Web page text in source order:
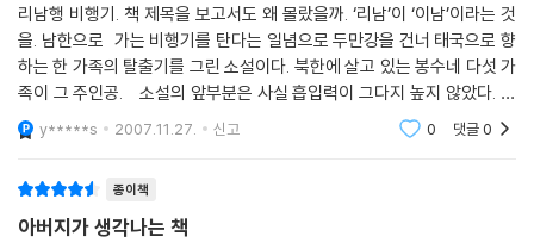
리남행 비행기. 책 제목을 보고서도 왜 몰랐을까. ‘리남’이 ‘이남’이라는 것
을. 남한으로 가는 비행기를 탄다는 일념으로 두만강을 건너 태국으로 향
하는 한 가족의 탈출기를 그린 소설이다. 북한에 살고 있는 봉수네 다섯 가
족이 그 주인공. 소설의 앞부분은 사실 흡입력이 그다지 높지 않았다. 매
끄럽게 읽히지 않았던 것은 아마도 낯선 말들이 많이 나오고, 다소 복잡한
y*****s 2007.11.27. 신고 0 댓글0
종이책
아버지가 생각나는 책